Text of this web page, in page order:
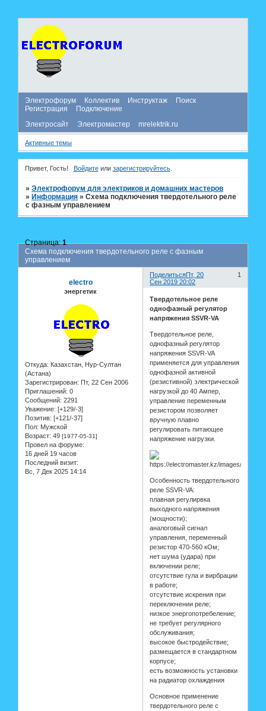
Электрофорум Коллектив Инструктаж
Поиск
Регистрация
Подключение
Электросайт
Электромастер mrelektrik.ru
Активные темы
Привет, Гость! Войдитеили зарегистрируйтесь.
»Электрофорум для электриков и домашних мастеров
» Информация »Схема подключения твердотельного реле
с фазным управлением
Схема подключения твердотельного реле с фазным
управлением
Страница:1
Поделиться 1
Пт, 20
Сен 2019 20:02
electro
энергетик
Откуда: Казахстан, Нур-Султан
(Астана)
Зарегистрирован: Пт, 22 Сен 2006
Приглашений: 0
Сообщений: 2291
Уважение: [+129/-3]
Позитив: [+121/-37]
Пол: Мужской
Возраст: 49 [1977-05-31]
Провел на форуме:
16 дней 19 часов
Последний визит:
Вс, 7 Дек 2025 14:14
Твердотельное реле
однофазный регулятор
напряжения SSVR-VA
Твердотельное реле,
однофазный регулятор
напряжения SSVR-VA
применяется для управления
однофазной активной
(резистивной) электрической
нагрузкой до 40 Ампер,
управление переменным
резистором позволяет
вручную плавно
регулировать питающее
напряжение нагрузки.
Особенность твердотельного
реле SSVR-VA:
плавная регулирвка
выходного напряжения
(мощности);
аналоговый сигнал
управления, переменный
резистор 470-560 кОм;
нет шума (удара) при
включении реле;
отсутствие гула и вирбрации
в работе;
отсутствие искрения при
переключении реле;
низкое энергопотребеление;
не требует регулярного
обслуживания;
высокое быстродействие;
размещается в стандартном
корпусе;
есть возможность установки
на радиатор охлаждения
Основное применение
твердотельного реле с